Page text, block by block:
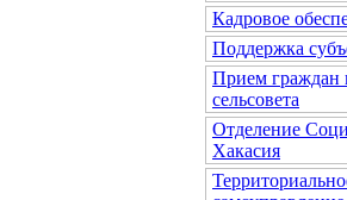
Кадровое
Поддержка
Прием граждан
сельсовета
Отделение
Хакасия